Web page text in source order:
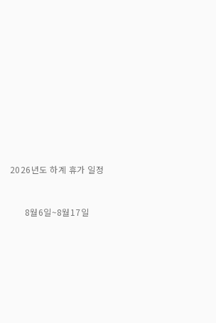
2026년도 하계 휴가 일정
8월6일~8월17일